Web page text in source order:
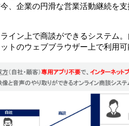
、企業の円滑な営業活動継続を
イン上で商談ができるシステム
トのウェブブラウザー上で利用可